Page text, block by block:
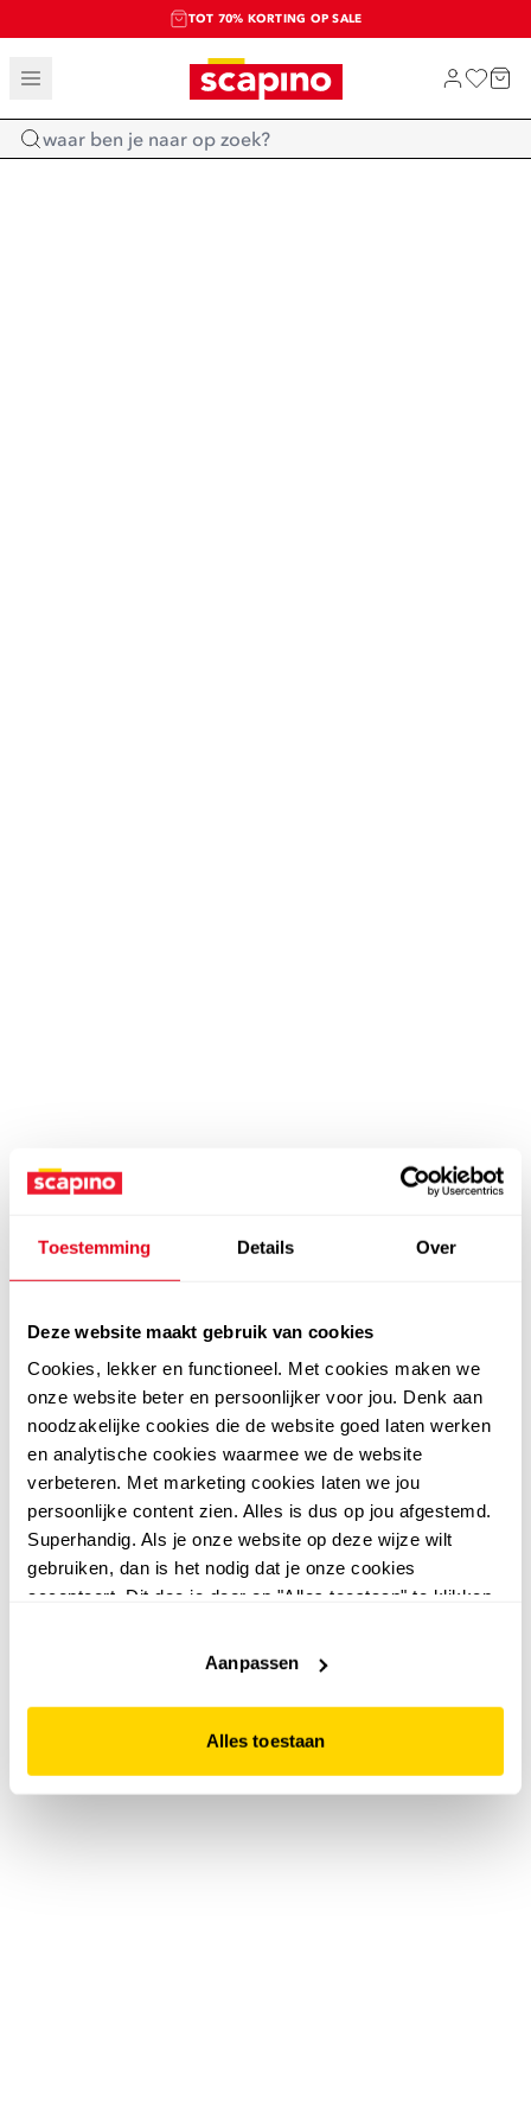
Toestemming Details Over
Deze website maakt gebruik van cookies
Cookies, lekker en functioneel. Met cookies maken we
onze website beter en persoonlijker voor jou. Denk aan
noodzakelijke cookies die de website goed laten werken
en analytische cookies waarmee we de website
verbeteren. Met marketing cookies laten we jou
persoonlijke content zien. Alles is dus op jou afgestemd.
Superhandig. Als je onze website op deze wijze wilt
gebruiken, dan is het nodig dat je onze cookies
accepteert. Dit doe je door op "Alles toestaan" te klikken.
website niet optimaal functioneert.
Aanpassen
Alles toestaan
TOT 70% KORTING OP SALE
SALE: LAATSTE KANS!
SHOP NIEUW
Home